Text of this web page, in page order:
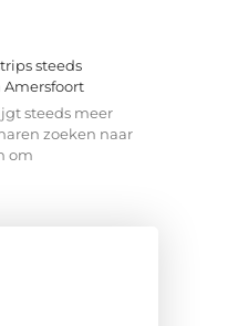
steeds
steeds meer
zoeken naar
om